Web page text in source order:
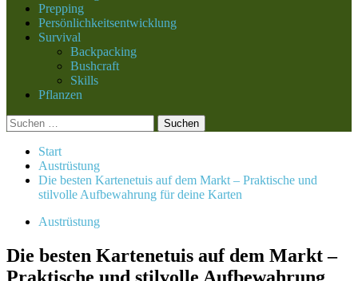
Prepping
Persönlichkeitsentwicklung
Survival
Backpacking
Bushcraft
Skills
Pflanzen
Suchen
nach:
Start
Austrüstung
Die besten Kartenetuis auf dem Markt – Praktische und
stilvolle Aufbewahrung für deine Karten
Austrüstung
Die besten Kartenetuis auf dem Markt –